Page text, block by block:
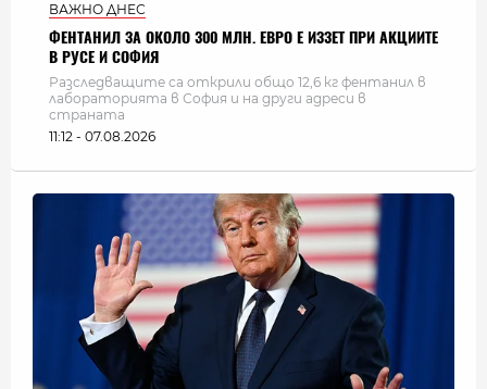
ВАЖНО ДНЕС
ФЕНТАНИЛ ЗА ОКОЛО 300 МЛН. ЕВРО Е ИЗЗЕТ ПРИ АКЦИИТЕ
В РУСЕ И СОФИЯ
Разследващите са открили общо 12,6 кг фентанил в
лабораторията в София и на други адреси в
страната
11:12 - 07.08.2026